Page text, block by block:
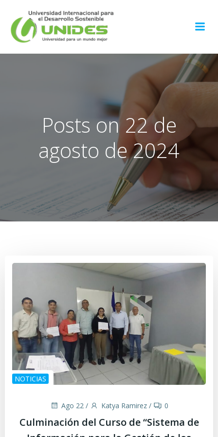
al
Posts on 22 de
agosto de 2024
NOTICIAS
Ago 22 / Katya Ramirez / 0
Culminación del Curso de “Sistema de